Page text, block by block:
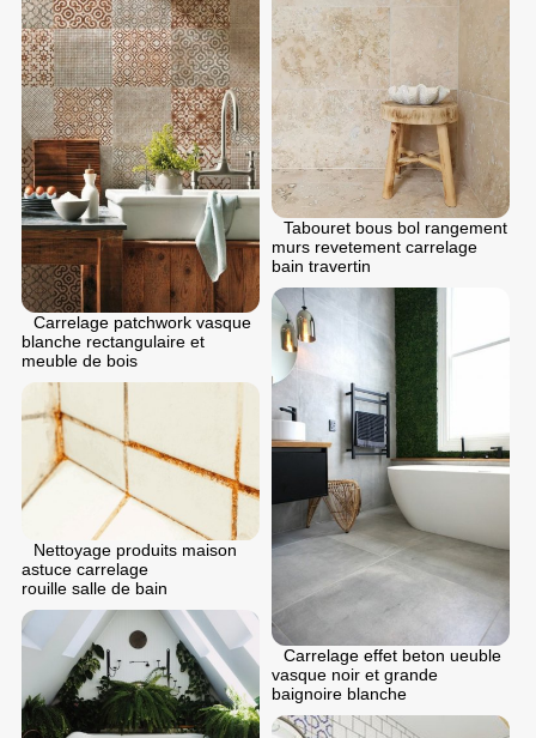
Carrelage patchwork vasque
blanche rectangulaire et
meuble de bois
Tabouret bous bol rangement
murs revetement carrelage
bain travertin
Carrelage effet beton ueuble
vasque noir et grande
baignoire blanche
Nettoyage produits maison
astuce carrelage
rouille salle de bain